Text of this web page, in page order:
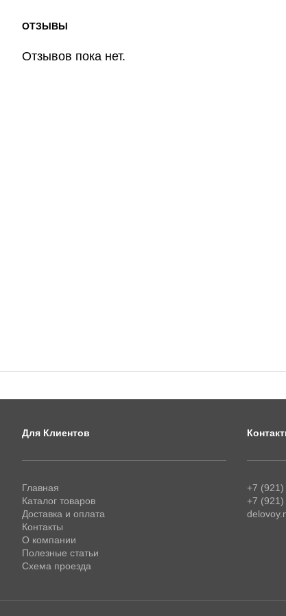
ОТЗЫВЫ
Отзывов пока нет.
Для Клиентов
Главная
Каталог товаров
Доставка и оплата
Контакты
О компании
Полезные статьи
Схема проезда
+7 (921)
+7 (921)